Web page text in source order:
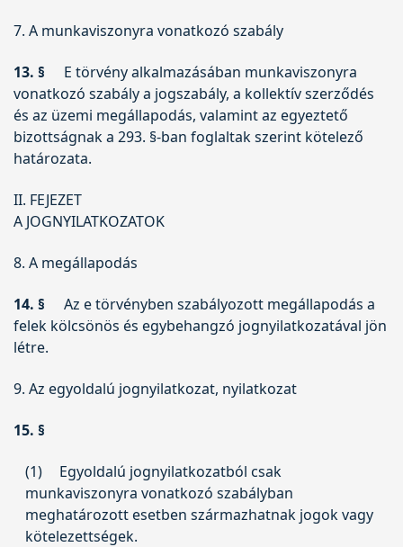
7. A munkaviszonyra vonatkozó szabály
13. §
E törvény alkalmazásában munkaviszonyra
vonatkozó szabály a jogszabály, a kollektív szerződés
és az üzemi megállapodás, valamint az egyeztető
bizottságnak a 293. §-ban foglaltak szerint kötelező
határozata.
II. FEJEZET
A JOGNYILATKOZATOK
8. A megállapodás
14. §
Az e törvényben szabályozott megállapodás a
felek kölcsönös és egybehangzó jognyilatkozatával jön
létre.
9. Az egyoldalú jognyilatkozat, nyilatkozat
15. §
(1)
Egyoldalú jognyilatkozatból csak
munkaviszonyra vonatkozó szabályban
meghatározott esetben származhatnak jogok vagy
kötelezettségek.